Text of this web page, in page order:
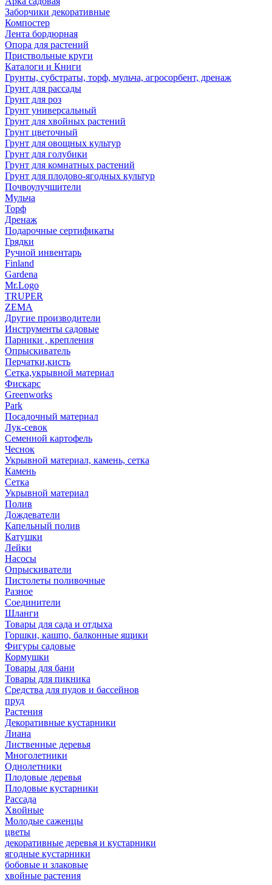
Заборчики декоративные
Компостер
Лента бордюрная
Опора для растений
Приствольные круги
Каталоги и Книги
Грунты, субстраты, торф, мульча, агросорбент, дренаж
Грунт для рассады
Грунт для роз
Грунт универсальный
Грунт для хвойных растений
Грунт цветочный
Грунт для овощных культур
Грунт для голубики
Грунт для комнатных растений
Грунт для плодово-ягодных культур
Почвоулучшители
Мульча
Торф
Дренаж
Подарочные сертификаты
Грядки
Ручной инвентарь
Finland
Gardena
Mr.Logo
TRUPER
ZEMA
Другие производители
Инструменты садовые
Парники , крепления
Опрыскиватель
Перчатки,кисть
Сетка,укрывной материал
Фискарс
Greenworks
Park
Посадочный материал
Лук-севок
Семенной картофель
Чеснок
Укрывной материал, камень, сетка
Камень
Сетка
Укрывной материал
Полив
Дождеватели
Капельный полив
Катушки
Лейки
Насосы
Опрыскиватели
Пистолеты поливочные
Разное
Соединители
Шланги
Товары для сада и отдыха
Горшки, кашпо, балконные ящики
Фигуры садовые
Кормушки
Товары для бани
Товары для пикника
Средства для пудов и бассейнов
пруд
Растения
Декоративные кустарники
Лиана
Лиственные деревья
Многолетники
Однолетники
Плодовые деревья
Плодовые кустарники
Рассада
Хвойные
Молодые саженцы
цветы
декоративные деревья и кустарники
ягодные кустарники
бобовые и злаковые
хвойные растения